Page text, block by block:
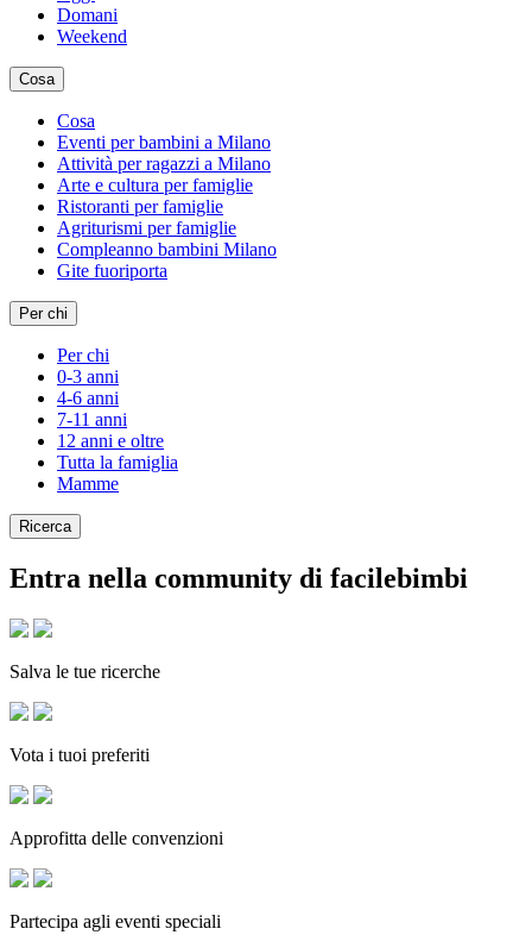
Domani
Weekend
Cosa
Cosa
Eventi per bambini a Milano
Attività per ragazzi a Milano
Arte e cultura per famiglie
Ristoranti per famiglie
Agriturismi per famiglie
Compleanno bambini Milano
Gite fuoriporta
Per chi
Per chi
0-3 anni
4-6 anni
7-11 anni
12 anni e oltre
Tutta la famiglia
Mamme
Ricerca
Entra nella community di facilebimbi
Salva le tue ricerche
Vota i tuoi preferiti
Approfitta delle convenzioni
Partecipa agli eventi speciali